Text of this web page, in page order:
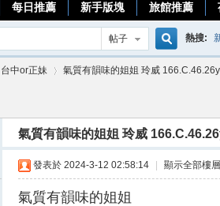
每日推薦 新手版塊 旅館推薦
帖子
索
熱搜:
優質台
台中or正妹
›
氣質有韻味的姐姐 玲威
氣質有韻味的姐姐 玲威
發表於 2024-3-12 02:58:14 顯示全部樓層
氣質有韻味的姐姐